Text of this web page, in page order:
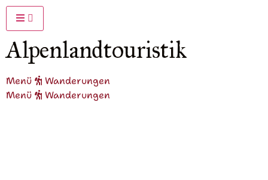
Alpenlandtouristik
Menü
Wanderungen
Menü
Wanderungen